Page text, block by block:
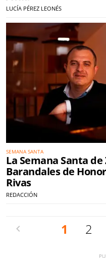
LUCÍA PÉREZ LEONÉS
SEMANA SANTA
La Semana Santa
Barandales de
Rivas
REDACCIÓN
1 2